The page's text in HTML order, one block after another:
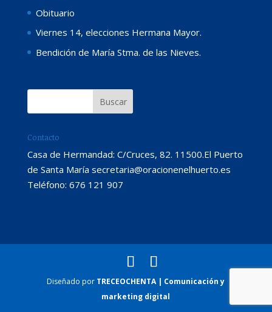
Obituario
Viernes 14, elecciones Hermana Mayor.
Bendición de María Stma. de las Nieves.
Contacto
Casa de Hermandad: C/Cruces, 82. 11500.El Puerto
de Santa María secretaria@oracionenelhuerto.es
Teléfono: 676 121 907
Diseñado por TRECEOCHENTA | Comunicación y
marketing digital